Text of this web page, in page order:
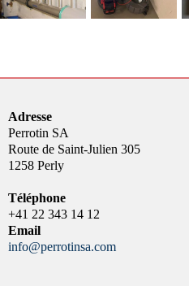
Adresse
Perrotin SA
Route de Saint-Julien 305
1258 Perly
Téléphone
+41 22 343 14 12
Email
info@perrotinsa.com